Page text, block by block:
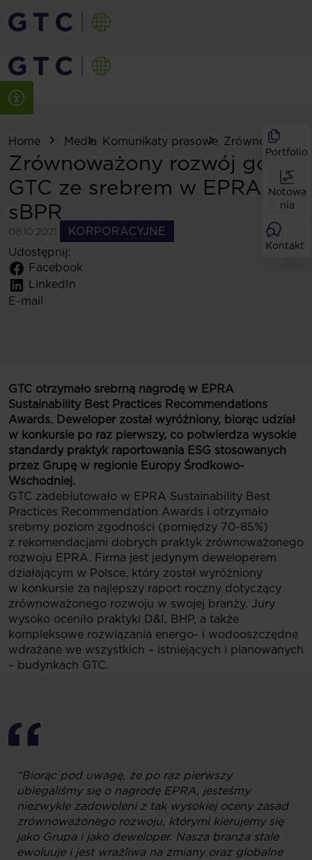
Portfolio
Notowa
nia
Kontakt
Home Media Komunikaty prasowe Zrównoważony
Zrównoważony rozwój górą:
GTC ze srebrem w EPRA
sBPR
08.10.2021
KORPORACYJNE
Udostępnij:
Facebook
LinkedIn
E-mail
GTC otrzymało srebrną nagrodę w EPRA
Sustainability Best Practices Recommendations
Awards. Deweloper został wyróżniony, biorąc udział
w konkursie po raz pierwszy, co potwierdza wysokie
standardy praktyk raportowania ESG stosowanych
przez Grupę w regionie Europy Środkowo-
Wschodniej.
GTC zadebiutowało w EPRA Sustainability Best
Practices Recommendation Awards i otrzymało
srebrny poziom zgodności (pomiędzy 70-85%)
z rekomendacjami dobrych praktyk zrównoważonego
rozwoju EPRA. Firma jest jedynym deweloperem
działającym w Polsce, który został wyróżniony
w konkursie za najlepszy raport roczny dotyczący
zrównoważonego rozwoju w swojej branży. Jury
wysoko oceniło praktyki D&I, BHP, a także
kompleksowe rozwiązania energo- i wodooszczędne
wdrażane we wszystkich – istniejących i planowanych
– budynkach GTC.
“Biorąc pod uwagę, że po raz pierwszy
ubiegaliśmy się o nagrodę EPRA, jesteśmy
niezwykle zadowoleni z tak wysokiej oceny zasad
zrównoważonego rozwoju, którymi kierujemy się
jako Grupa i jako deweloper. Nasza branża stale
ewoluuje i jest wrażliwa na zmiany oraz globalne